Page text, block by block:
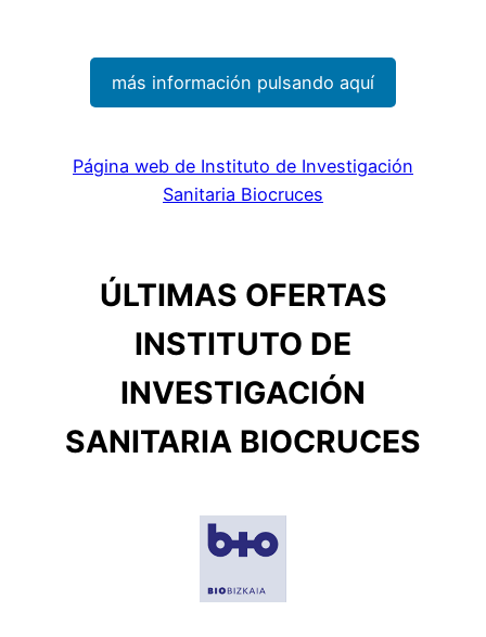
más información pulsando aquí
Página web de Instituto de Investigación
Sanitaria Biocruces
ÚLTIMAS OFERTAS
INSTITUTO DE
INVESTIGACIÓN
SANITARIA BIOCRUCES